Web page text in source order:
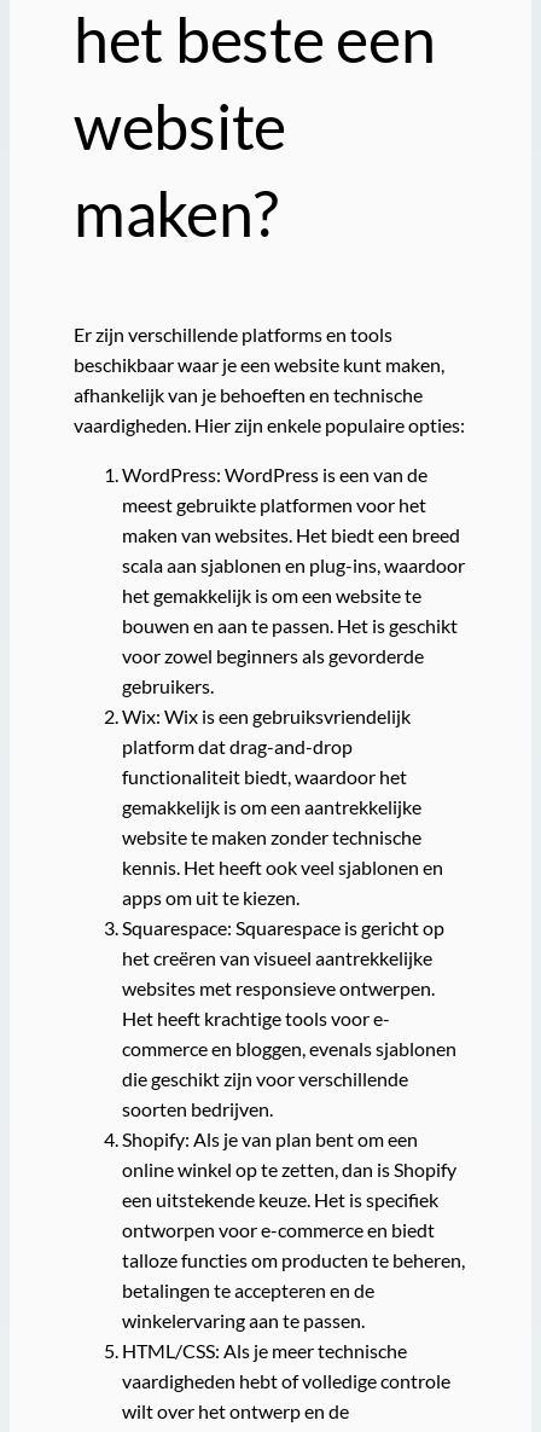
het beste een
website
maken?
Er zijn verschillende platforms en tools
beschikbaar waar je een website kunt maken,
afhankelijk van je behoeften en technische
vaardigheden. Hier zijn enkele populaire opties:
WordPress: WordPress is een van de
meest gebruikte platformen voor het
maken van websites. Het biedt een breed
scala aan sjablonen en plug-ins, waardoor
het gemakkelijk is om een website te
bouwen en aan te passen. Het is geschikt
voor zowel beginners als gevorderde
gebruikers.
Wix: Wix is een gebruiksvriendelijk
platform dat drag-and-drop
functionaliteit biedt, waardoor het
gemakkelijk is om een aantrekkelijke
website te maken zonder technische
kennis. Het heeft ook veel sjablonen en
apps om uit te kiezen.
Squarespace: Squarespace is gericht op
het creëren van visueel aantrekkelijke
websites met responsieve ontwerpen.
Het heeft krachtige tools voor e-
commerce en bloggen, evenals sjablonen
die geschikt zijn voor verschillende
soorten bedrijven.
Shopify: Als je van plan bent om een
online winkel op te zetten, dan is Shopify
een uitstekende keuze. Het is specifiek
ontworpen voor e-commerce en biedt
talloze functies om producten te beheren,
betalingen te accepteren en de
winkelervaring aan te passen.
HTML/CSS: Als je meer technische
vaardigheden hebt of volledige controle
wilt over het ontwerp en de